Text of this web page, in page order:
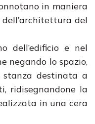
in maniera
del
dell’edificio e nel
negando lo spazio,
stanza destinata a
ridisegnandone la
in una cera